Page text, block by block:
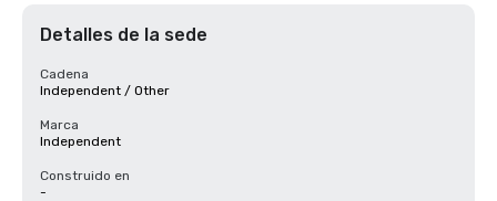
Detalles de la sede
Cadena
Independent / Other
Marca
Independent
Construido en
-